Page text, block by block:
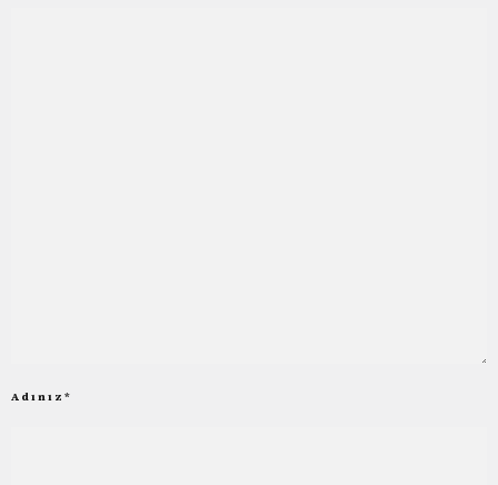
Adınız *